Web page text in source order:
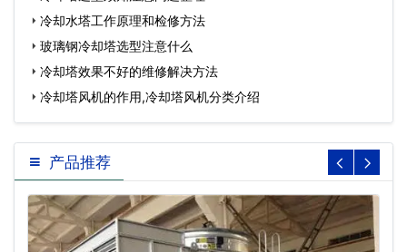
冷却水塔工作原理和检修方法
玻璃钢冷却塔选型注意什么
冷却塔效果不好的维修解决方法
冷却塔风机的作用,冷却塔风机分类介绍
产品推荐